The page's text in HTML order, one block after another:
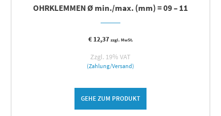
OHRKLEMMEN Ø min./max. (mm) = 09 – 11
€12,37 zzgl. MwSt.
Zzgl. 19% VAT
(Zahlung/Versand)
GEHE ZUM PRODUKT